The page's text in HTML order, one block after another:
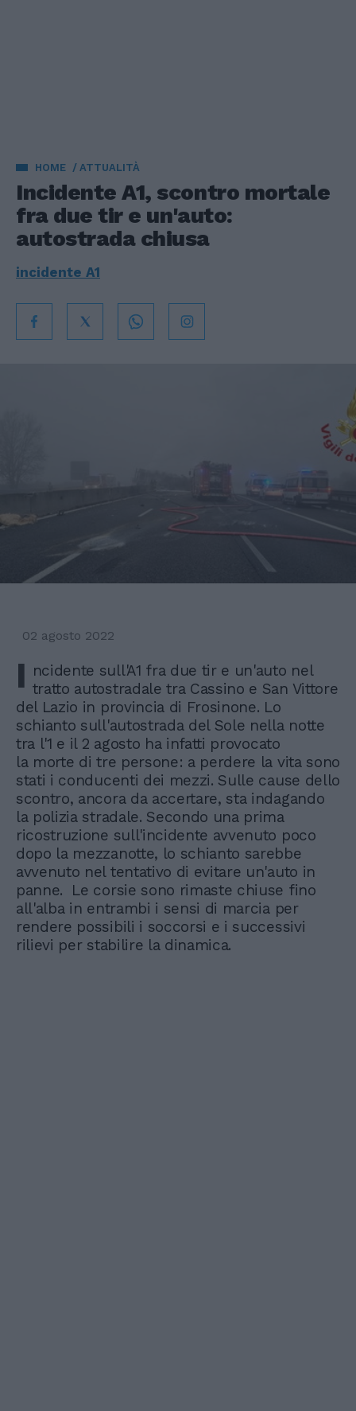
HOME ATTUALITÀ
Incidente A1, scontro mortale
fra due tir e un'auto:
autostrada chiusa
incidente A1
02 agosto 2022
I ncidente sull'A1 fra due tir e un'auto nel
tratto autostradale tra Cassino e San Vittore
del Lazio in provincia di Frosinone. Lo
schianto sull'autostrada del Sole nella notte
tra l'1 e il 2 agosto ha infatti provocato
la morte di tre persone: a perdere la vita sono
stati i conducenti dei mezzi. Sulle cause dello
scontro, ancora da accertare, sta indagando
la polizia stradale. Secondo una prima
ricostruzione sull'incidente avvenuto poco
dopo la mezzanotte, lo schianto sarebbe
avvenuto nel tentativo di evitare un'auto in
panne. Le corsie sono rimaste chiuse fino
all'alba in entrambi i sensi di marcia per
rendere possibili i soccorsi e i successivi
rilievi per stabilire la dinamica.